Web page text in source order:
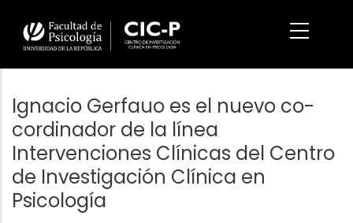
contenido
principal
Ignacio Gerfauo es el nuevo co-
cordinador de la línea
Intervenciones Clínicas del Centro
de Investigación Clínica en
Psicología